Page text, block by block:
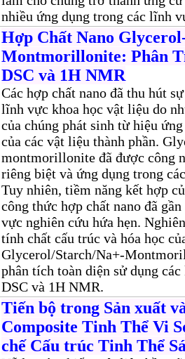
nhiều ứng dụng trong các lĩnh
Hợp Chất Nano
Montmorillonite: Phân
DSC và 1H NMR
Các hợp chất nano đã thu hút
lĩnh vực khoa học vật liệu do
của chúng phát sinh từ hiệu
của các vật liệu thành phần.
montmorillonite đã được công
riêng biệt và ứng dụng trong
Tuy nhiên, tiềm năng kết hợp
công thức hợp chất nano đã
vực nghiên cứu hứa hẹn.
tính chất cấu trúc và hóa học
Glycerol/Starch/Na+-
phân tích toàn diện sử dụng
DSC và 1H NMR.
Tiến bộ trong Sản xuất
Composite Tinh Thể Vi
chế Cấu trúc Tinh Thể